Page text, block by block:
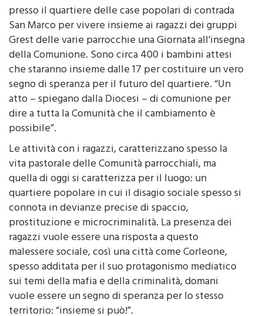
La comunità ecclesiale di Corleone si ritroverà
presso il quartiere delle case popolari di contrada
San Marco per vivere insieme ai ragazzi dei gruppi
Grest delle varie parrocchie una Giornata all’insegna
della Comunione. Sono circa 400 i bambini attesi
che staranno insieme dalle 17 per costituire un vero
segno di speranza per il futuro del quartiere. “Un
atto – spiegano dalla Diocesi – di comunione per
dire a tutta la Comunità che il cambiamento è
possibile”.
Le attività con i ragazzi, caratterizzano spesso la
vita pastorale delle Comunità parrocchiali, ma
quella di oggi si caratterizza per il luogo: un
quartiere popolare in cui il disagio sociale spesso si
connota in devianze precise di spaccio,
prostituzione e microcriminalità. La presenza dei
ragazzi vuole essere una risposta a questo
malessere sociale, così una città come Corleone,
spesso additata per il suo protagonismo mediatico
sui temi della mafia e della criminalità, domani